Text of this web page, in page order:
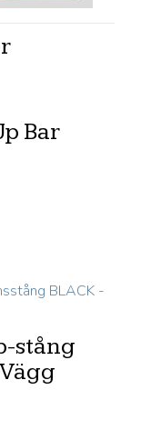
Bar
stång